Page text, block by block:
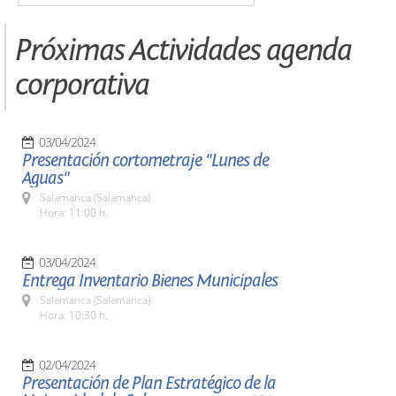
Próximas Actividades agenda
corporativa
03/04/2024
Presentación cortometraje "Lunes de
Aguas"
Salamanca (Salamanca)
Hora: 11:00 h.
03/04/2024
Entrega Inventario Bienes Municipales
Salamanca (Salamanca)
Hora: 10:30 h.
02/04/2024
Presentación de Plan Estratégico de la